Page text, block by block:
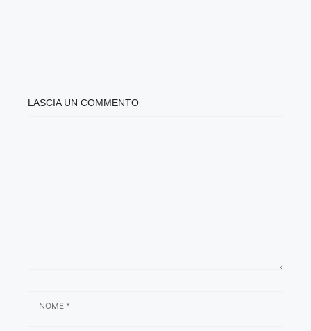
LASCIA UN COMMENTO